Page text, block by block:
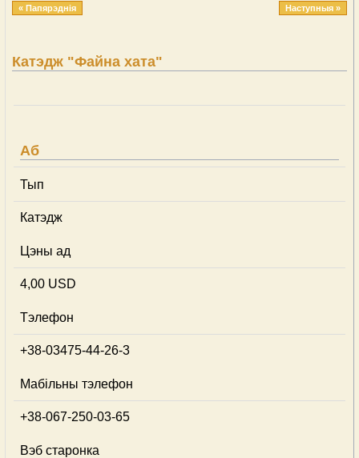
« Папярэднія Наступныя »
Катэдж "Файна хата"
Аб
Тып
Катэдж
Цэны ад
4,00 USD
Тэлефон
+38-03475-44-26-3
Мабільны тэлефон
+38-067-250-03-65
Вэб старонка